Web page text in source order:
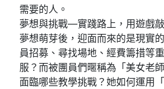
需要的人。
夢想與挑戰—實踐路上，用遊戲
夢想萌芽後，迎面而來的是現實
員招募、尋找場地、經費籌措等
服？而被團員們暱稱為「美女老
面臨哪些教學挑戰？她如何運用